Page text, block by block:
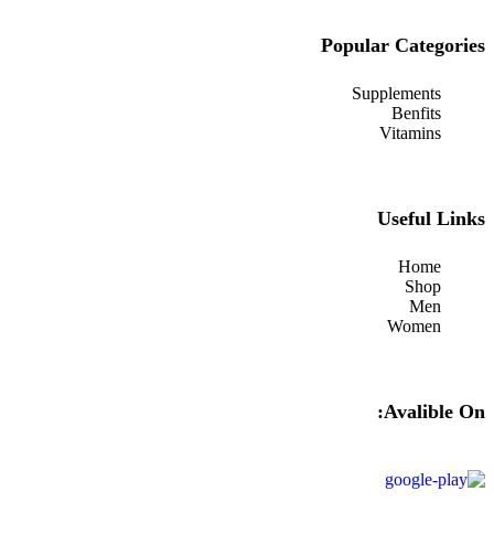
Popular Categories
Supplements
Benfits
Vitamins
Useful Links
Home
Shop
Men
Women
Avalible On: